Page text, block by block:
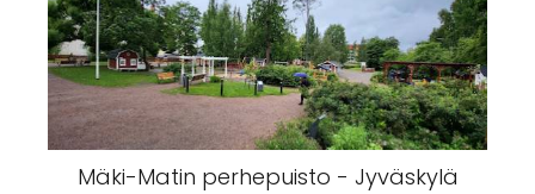
Mäki-Matin perhepuisto - Jyväskylä